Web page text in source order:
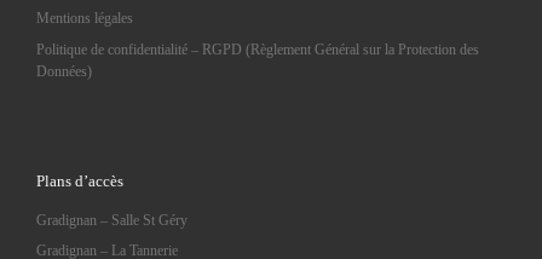
Mentions légales
Politique de confidentialité – RGPD (Règlement Général sur la Protection des
Données)
Plans d’accès
Gradignan – Salle St Géry
Gradignan – La Tannerie